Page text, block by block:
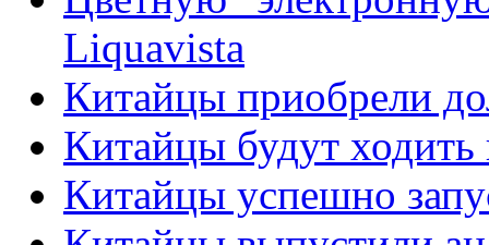
Liquavista
Китайцы приобрели
Китайцы будут
Китайцы успешно